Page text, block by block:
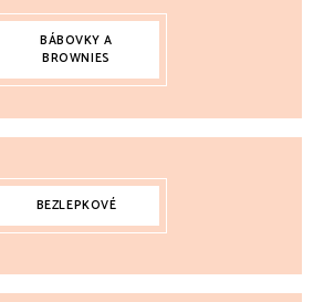
BÁBOVKY A
BROWNIES
BEZLEPKOVÉ